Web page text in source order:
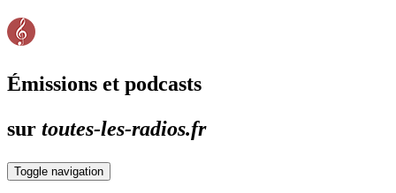
Émissions et podcasts
sur toutes-les-radios.fr
Toggle navigation